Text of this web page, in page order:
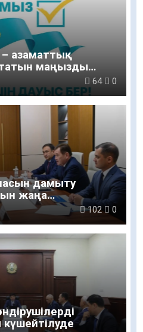
– азаматтық
маңызды
64 0
дамыту
жаңа
талқыланды102 0